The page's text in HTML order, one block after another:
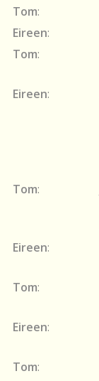
Tom:
Eireen:
Tom:
Eireen:
Tom:
Eireen:
Tom:
Eireen:
Tom: